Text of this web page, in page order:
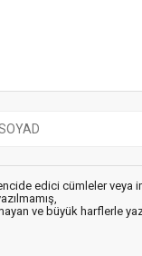
edici cümleler veya
ve büyük harflerle